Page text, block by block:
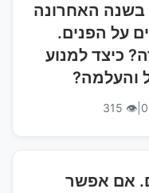
בשנה האחרונה
על הפנים.
כיצד למנוע
והעלמה?
👁 315
אם אפשר